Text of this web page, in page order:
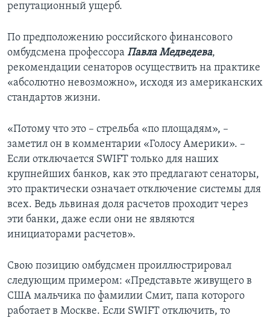
репутационный ущерб.
По предположению российского финансового
омбудсмена профессора Павла Медведева,
рекомендации сенаторов осуществить на практике
«абсолютно невозможно», исходя из американских
стандартов жизни.
«Потому что это – стрельба «по площадям», –
заметил он в комментарии «Голосу Америки». –
Если отключается SWIFT только для наших
крупнейших банков, как это предлагают сенаторы,
это практически означает отключение системы для
всех. Ведь львиная доля расчетов проходит через
эти банки, даже если они не являются
инициаторами расчетов».
Свою позицию омбудсмен проиллюстрировал
следующим примером: «Представьте живущего в
США мальчика по фамилии Смит, папа которого
работает в Москве. Если SWIFT отключить, то